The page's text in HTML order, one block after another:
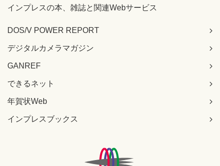
インプレスの本、雑誌と関連Webサービス
DOS/V POWER REPORT
デジタルカメラマガジン
GANREF
できるネット
年賀状Web
インプレスブックス